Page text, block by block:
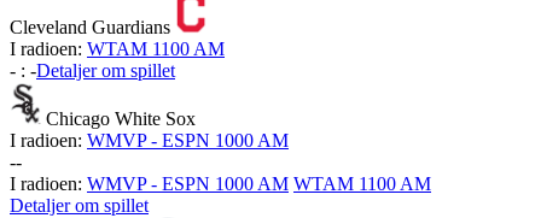
Cleveland Guardians
I radioen: WTAM 1100 AM
- : -Detaljer om spillet
Chicago White Sox
I radioen: WMVP - ESPN 1000 AM
--
I radioen: WMVP - ESPN 1000 AM WTAM 1100 AM
Detaljer om spillet